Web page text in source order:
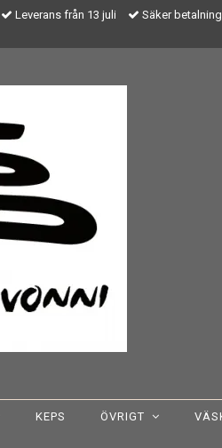
Leverans från 13 juli Säker
KEPS ÖVRIGT